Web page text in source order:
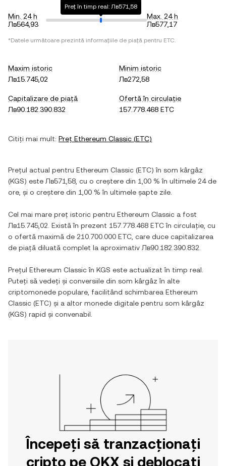
Min. 24 h
Лв564,93
Preț în timp real: Лв571,58
Max. 24 h
Лв577,17
*Datele următoare prezintă informațiile de piață pentru ETC.
Maxim istoric
Лв15.745,02
Minim istoric
Лв272,58
Capitalizare de piață
Лв90.182.390.832
Ofertă în circulație
157.778.468 ETC
Citiți mai mult: Preț Ethereum Classic (ETC)
Prețul actual pentru Ethereum Classic (ETC) în som kârgâz
(KGS) este Лв571,58 , cu o creștere din 1,00 % în ultimele 24 de
ore, și o creștere din 1,00 % în ultimele șapte zile.
Cel mai mare preț istoric pentru Ethereum Classic a fost
Лв15.745,02 . Există în prezent 157.778.468 ETCîn circulație, cu
o ofertă maximă de 210.700.000 ETC , care duce capitalizarea
de piață diluată complet la aproximativ Лв90.182.390.832
Prețul Ethereum Classicîn KGS este actualizat în timp real.
Puteți să vedeți și conversiile din som kârgâz în alte
criptomonede populare, facilitând schimbarea Ethereum
Classic (ETC) și a altor monede digitale pentru som kârgâz
(KGS) rapid și convenabil.
Începeți să tranzacționați
cripto pe OKX și deblocați